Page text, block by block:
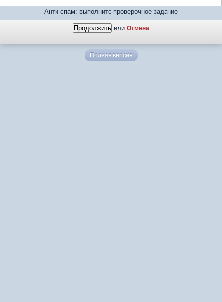
Анти-спам: выполните проверочное задание
или Отмена
Полная версия